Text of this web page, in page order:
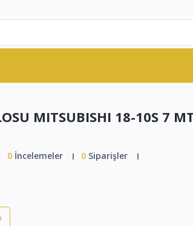
MITSUBISHI 18-10S 7
0İncelemeler 0Siparişler